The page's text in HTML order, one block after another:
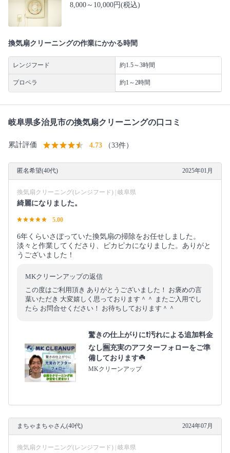
8,000～10,000円(税込)
換気扇クリーニングの作業にかかる時間
レンジフード 約1.5～3時間
プロペラ 約1～2時間
岐阜県多治見市の換気扇クリーニングの口コミ
累計評価 4.73 （33件）
匿名希望(40代) 2025年01月
換気扇クリーニング(レンジフード) | 岐阜県
綺麗になりました。
5.00
6年くらいさぼっていた換気扇の掃除をお任せしました。
淡々と作業してくださり、ピカピカになりました。ありがと
うございました！
MKクリーンアップの返信
この度はご利用頂き ありがとうございました！ お褒めの言
葉いただき 大変嬉しく思っております＾＾ またご入用でし
たら お問合せください！ お待ちしております＾＾
驚きの仕上がりに❗️汚れによる追加料金
なし🈚️充実のアフターフォローをご準
備しております☘️
MKクリーンアップ
まちゃまちゃさん(40代) 2024年07月
換気扇クリーニング(レンジフード) | 岐阜県